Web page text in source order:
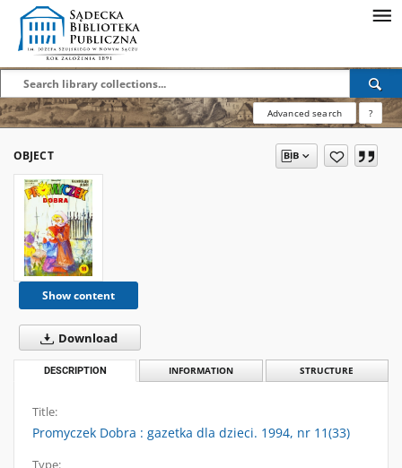
Advanced search ?
OBJECT
Show content
Download
DESCRIPTION INFORMATION STRUCTURE
Title:
Promyczek Dobra : gazetka dla dzieci. 1994, nr 11(33)
Type: